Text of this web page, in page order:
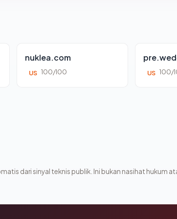
nuklea.com
US 100/100 US 100/
dari sinyal teknis publik. Ini bukan nasihat hukum